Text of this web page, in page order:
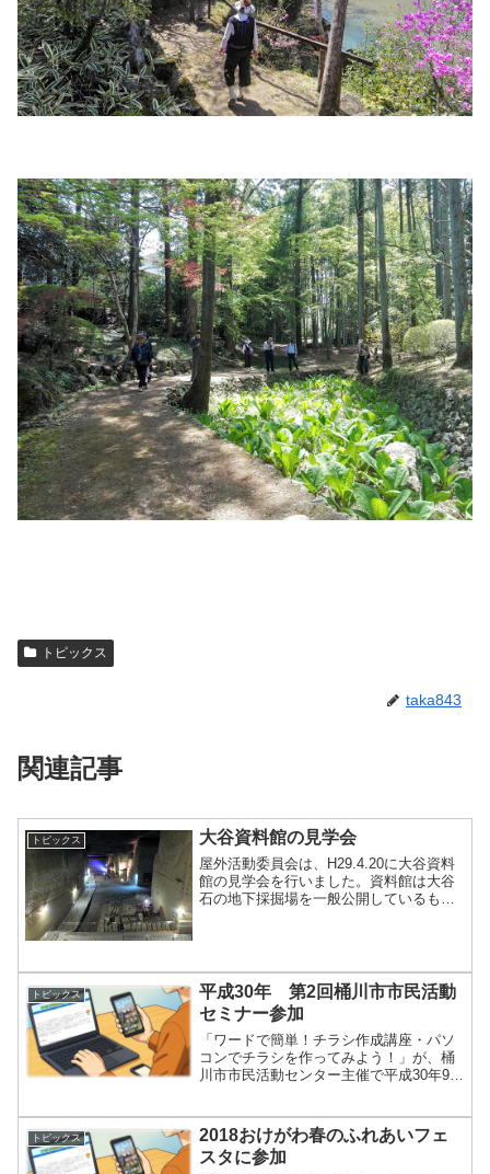
トピックス
taka843
関連記事
トピックス 大谷資料館の見学会
屋外活動委員会は、H29.4.20に大谷資料
館の見学会を行いました。資料館は大谷
石の地下採掘場を一般公開しているもの
す。大谷...
トピックス
平成30年 第2回桶川市市民活動
セミナー参加
「ワードで簡単！チラシ作成講座・パソ
コンでチラシを作ってみよう！」が、桶
川市市民活動センター主催で平成30年9月
Myパソコンで写真の加工など「アッ！綺
麗、い...
トピックス
2018おけがわ春のふれあいフェ
スタに参加